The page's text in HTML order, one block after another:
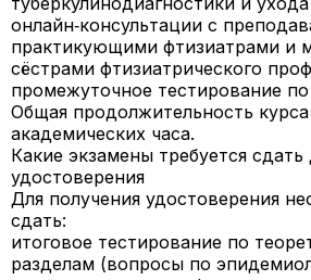
онлайн‑консультации с
практикующими фтизиатрами и
сёстрами фтизиатрического
промежуточное тестирование
Общая продолжительность
академических часа.
Какие экзамены требуется сдать
удостоверения
Для получения удостоверения
сдать:
итоговое тестирование по
разделам (вопросы по